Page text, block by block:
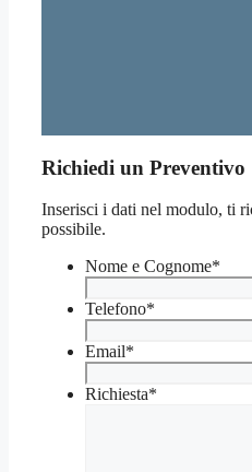
Richiedi un Preventivo
Inserisci i dati nel modulo, ti
possibile.
Nome e Cognome*
Telefono*
Email*
Richiesta*